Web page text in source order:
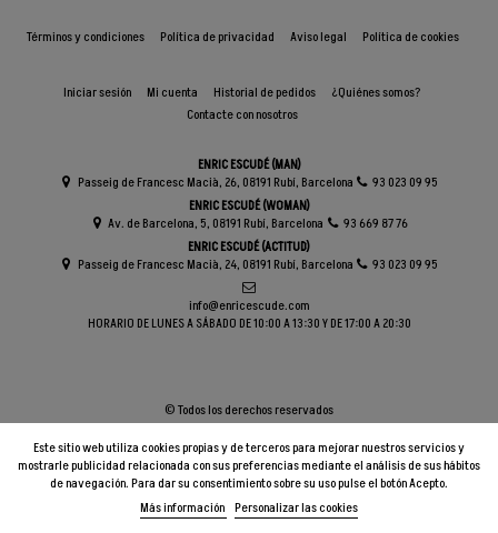
Términos y condiciones Política de privacidad Aviso legal Política de cookies
Iniciar sesión Mi cuenta Historial de pedidos
¿Quiénes somos?
Contacte con nosotros
ENRIC ESCUDÉ (MAN)
Passeig de Francesc Macià, 26, 08191 Rubí, Barcelona
93 023 09 95
ENRIC ESCUDÉ (WOMAN)
Av. de Barcelona, 5, 08191 Rubí, Barcelona
93 669 87 76
ENRIC ESCUDÉ (ACTITUD)
Passeig de Francesc Macià, 24, 08191 Rubí, Barcelona
93 023 09 95
info@enricescude.com
HORARIO DE LUNES A SÁBADO DE 10:00 A 13:30 Y DE 17:00 A 20:30
Este sitio web utiliza cookies propias y de terceros para mejorar nuestros servicios y
mostrarle publicidad relacionada con sus preferencias mediante el análisis de sus hábitos
de navegación. Para dar su consentimiento sobre su uso pulse el botón Acepto.
Más información Personalizar las cookies
© Todos los derechos reservados